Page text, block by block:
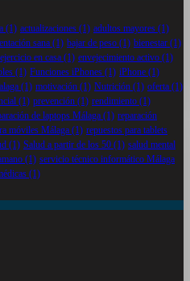
(1) actualizaciones (1) adultos mayores (1)
sana (1) bajar de peso (1) bienestar (1)
ejercicio en casa (1) envejecimiento activo (1)
(1) Funciones iPhones (1) iPhone (1)
(1) motivación (1) Nutrición (1) oferta (1)
(1) prevención (1) rendimiento (1)
de laptops Málaga (1) reparación
móviles Málaga (1) repuestos para tablets
(1) Salud a partir de los 50 (1) salud mental
(1) servicio técnico informático Málaga
(1)